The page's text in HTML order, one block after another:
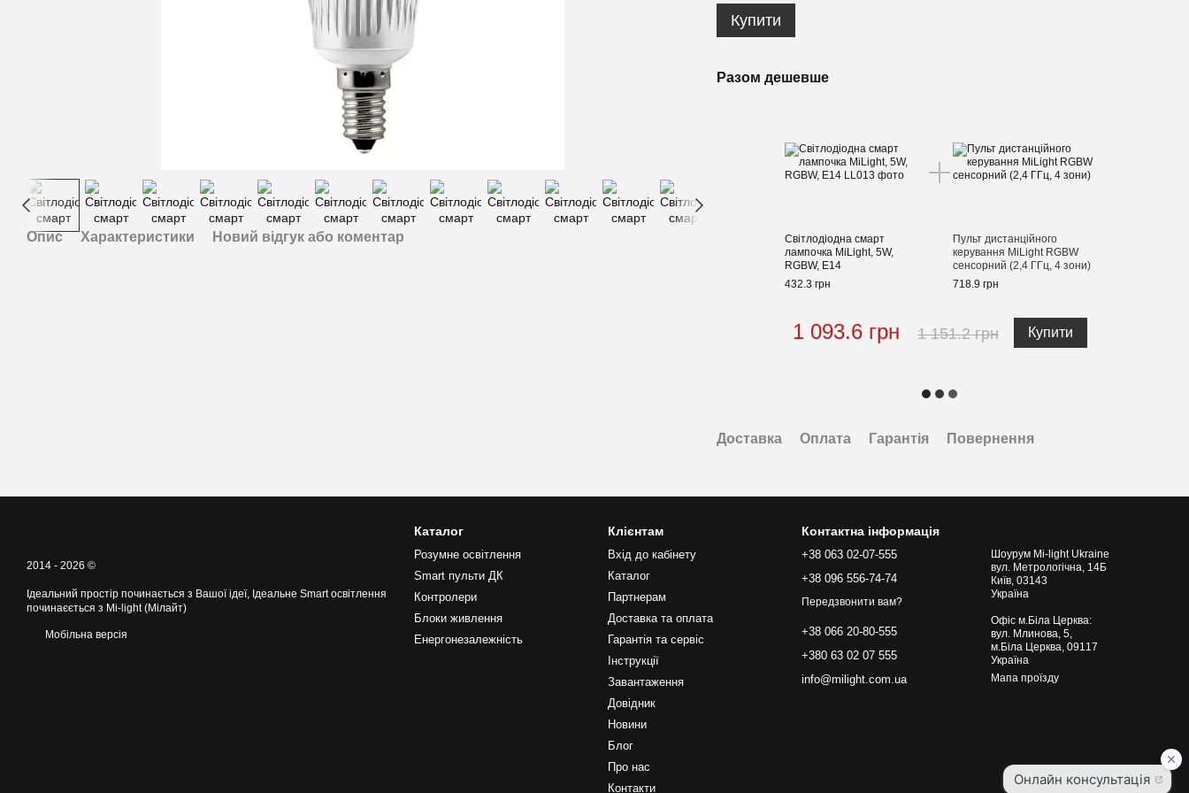
Опис Характеристики Новий відгук або коментар
Купити
Разом дешевше
Світлодіодна смарт
лампочка MiLight, 5W,
RGBW, E14
432.3 грн
Пульт дистанційного
керування MiLight RGBW
сенсорний (2,4 ГГц, 4 зони)
718.9 грн
1 093.6 грн 1 151.2 грн Купити
Доставка Оплата Гарантія Повернення
2014 - 2026 ©
Ідеальний простір починається з Вашої ідеї, Ідеальне Smart освітлення
починаєється з Mi-light (Мілайт)
Мобільна версія
Каталог
Розумне освітлення
Smart пульти ДК
Контролери
Блоки живлення
Енергонезалежність
Клієнтам
Вхід до кабінету
Каталог
Партнерам
Доставка та оплата
Гарантія та сервіс
Інструкції
Завантаження
Довідник
Новини
Блог
Про нас
Контакти
Контактна інформація
+38 063 02-07-555
+38 096 556-74-74
Передзвонити вам?
+38 066 20-80-555
+380 63 02 07 555
info@milight.com.ua
Шоурум Mi-light Ukraine
вул. Метрологічна, 14Б
Київ, 03143
Україна
Офіс м.Біла Церква:
вул. Млинова, 5,
м.Біла Церква, 09117
Україна
Мапа проїзду